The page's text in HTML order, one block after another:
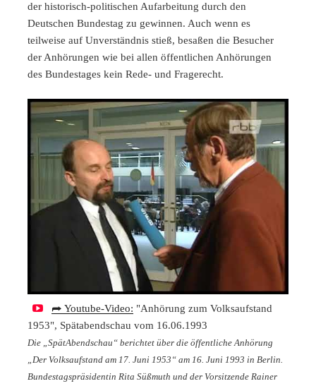
der historisch-politischen Aufarbeitung durch den
Deutschen Bundestag zu gewinnen. Auch wenn es
teilweise auf Unverständnis stieß, besaßen die Besucher
der Anhörungen wie bei allen öffentlichen Anhörungen
des Bundestages kein Rede- und Fragerecht.
⮫ Youtube-Video: "Anhörung zum Volksaufstand
1953", Spätabendschau vom 16.06.1993
Die „SpätAbendschau“ berichtet über die öffentliche Anhörung
„Der Volksaufstand am 17. Juni 1953“ am 16. Juni 1993 in Berlin.
Bundestagspräsidentin Rita Süßmuth und der Vorsitzende Rainer